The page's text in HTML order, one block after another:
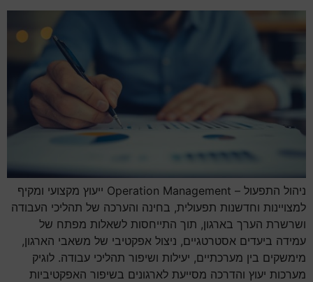
ניהול התפעול – Operation Management ייעוץ מקצועי ומקיף
למצויינות וחדשנות תפעולית, בחינה והערכה של תהליכי העבודה
ושרשרת הערך בארגון, תוך התייחסות לשאלות מפתח של
עמידה ביעדים אסטרטגיים, ניצול אפקטיבי של משאבי הארגון,
מימשקים בין מערכתיים, יעילות ושיפור תהליכי עבודה. לוגיק
מערכות יעוץ והדרכה מסייעת לארגונים בשיפור האפקטיביות